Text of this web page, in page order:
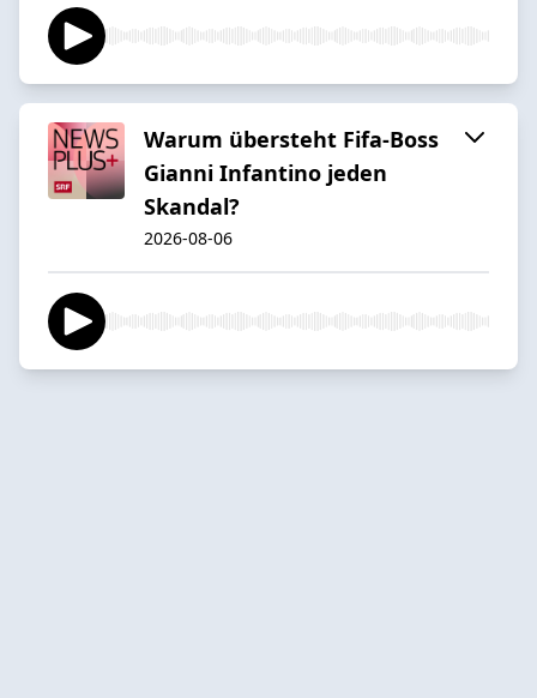
Warum übersteht Fifa-Boss
Gianni Infantino jeden
Skandal?
2026-08-06